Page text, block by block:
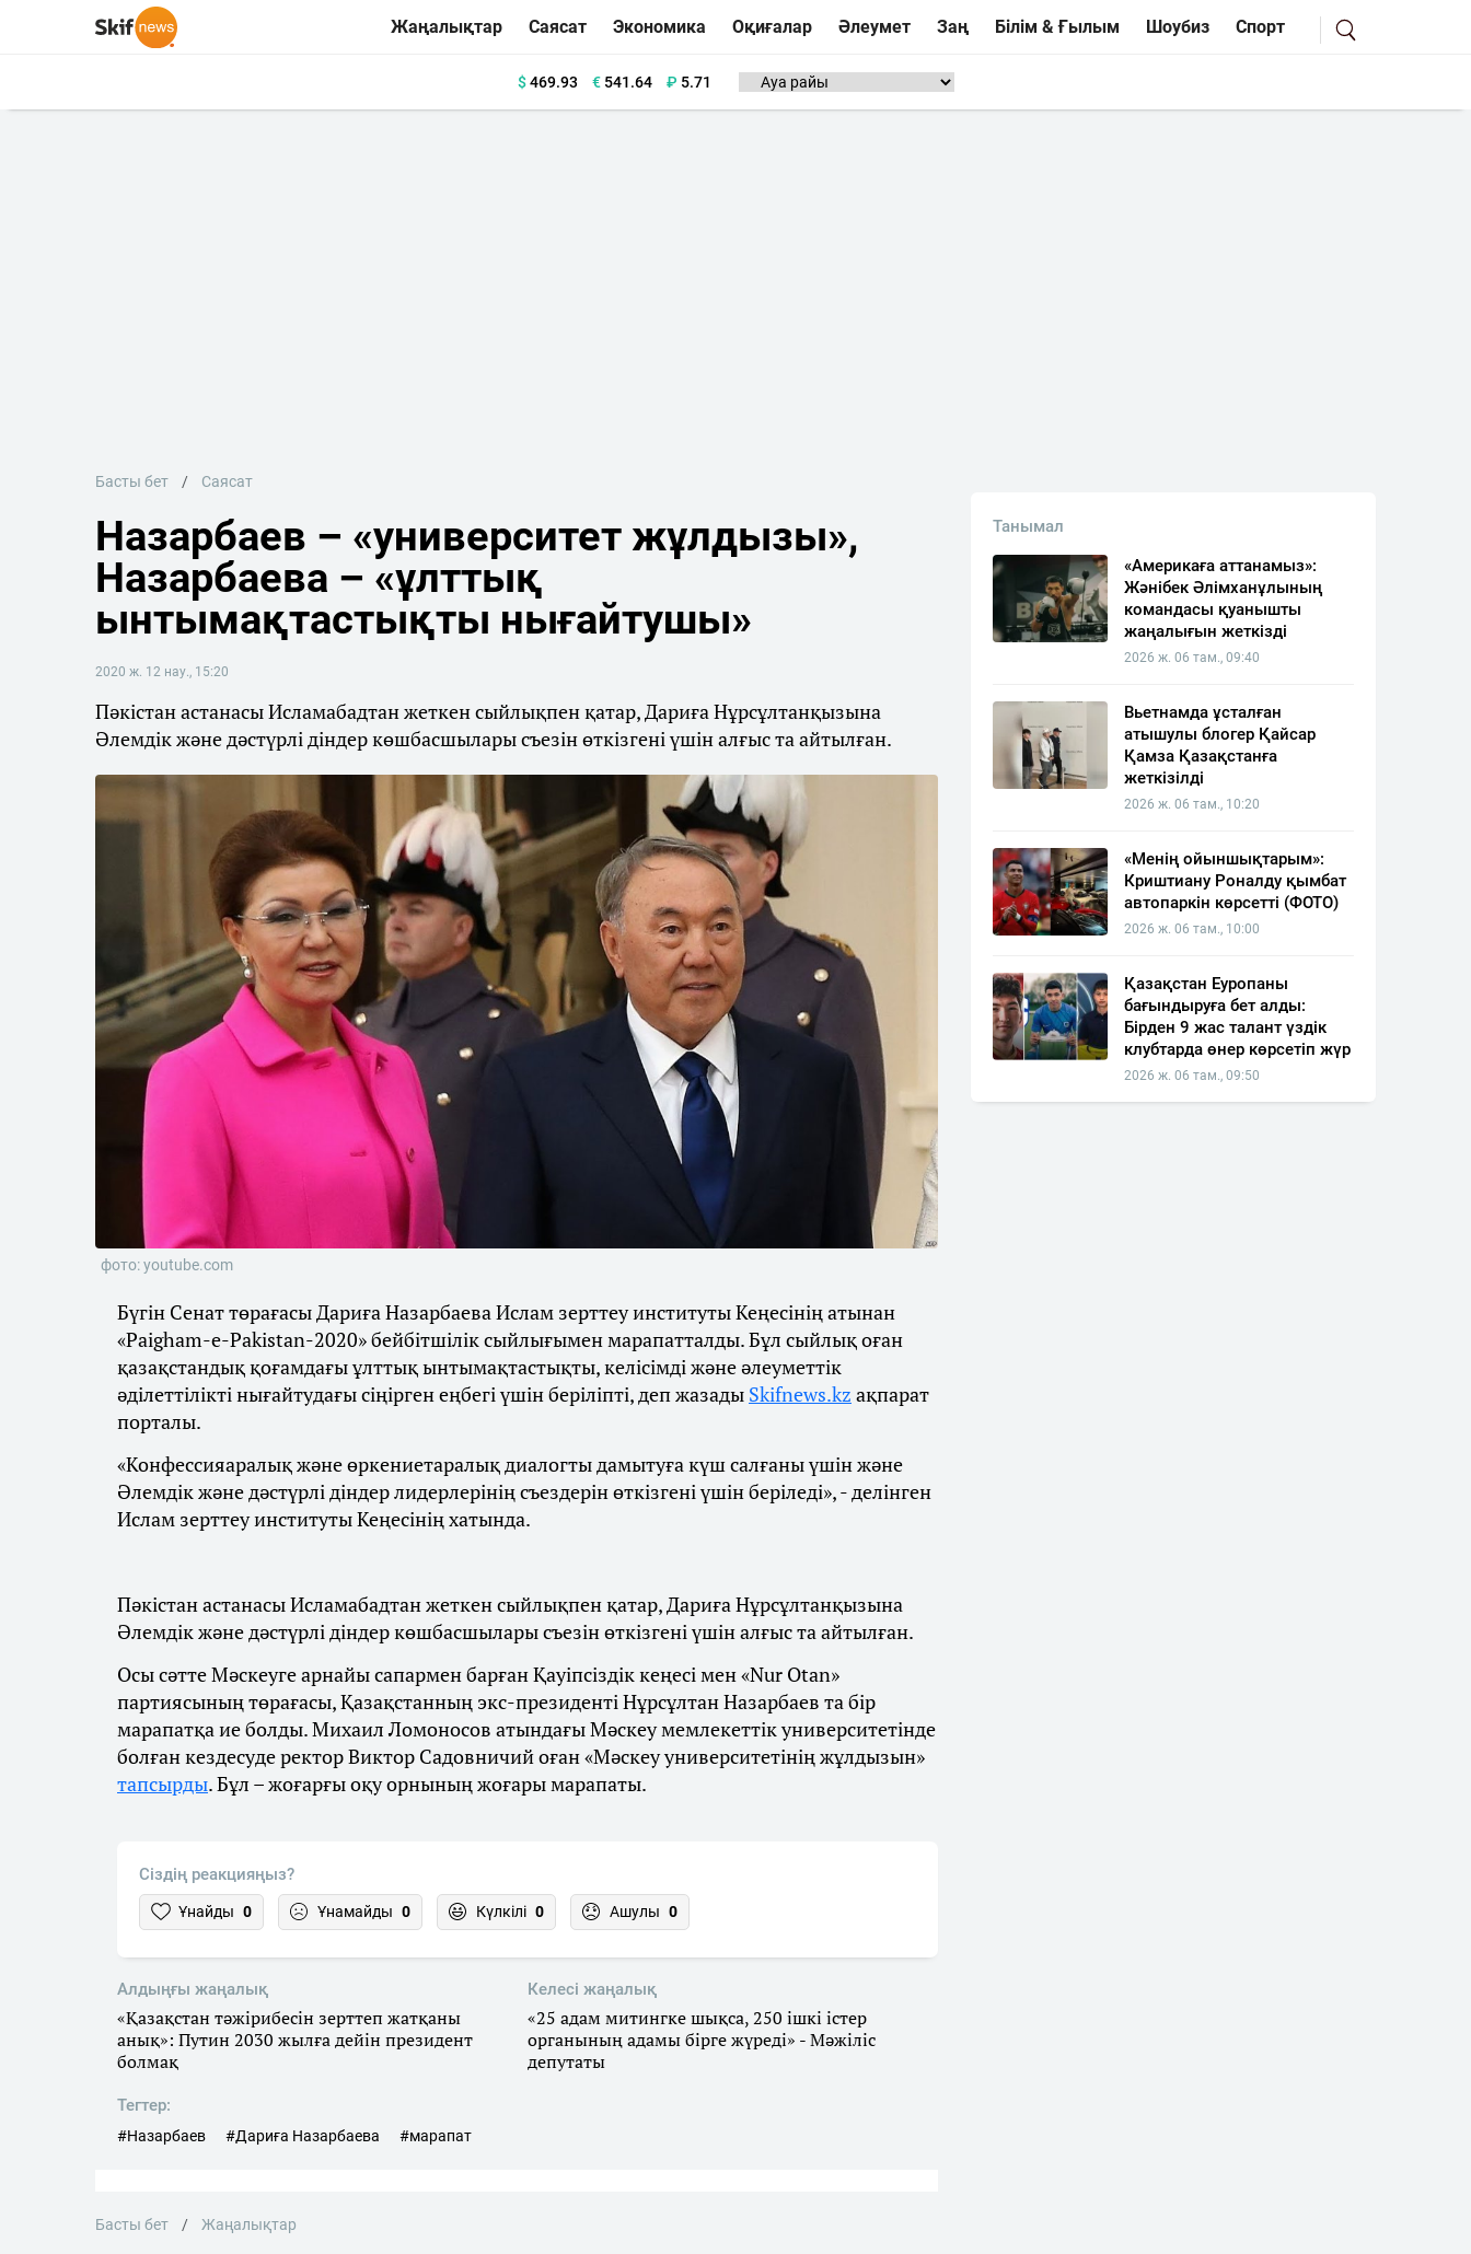
Жаңалықтар Саясат Экономика Оқиғалар Әлеумет Заң Білім & Ғылым Шоубиз Спорт
$469.93 €541.64 ₽ 5.71
Басты бет Саясат
Назарбаев – «университет жұлдызы»,
Назарбаева – «ұлттық
ынтымақтастықты нығайтушы»
2020 ж. 12 нау., 15:20
Пәкістан астанасы Исламабадтан жеткен сыйлықпен қатар, Дариға Нұрсұлтанқызына
Әлемдік және дәстүрлі діндер көшбасшылары съезін өткізгені үшін алғыс та айтылған.
фото: youtube.com
Бүгін Сенат төрағасы Дариға Назарбаева Ислам зерттеу институты Кеңесінің атынан
«Paigham-e-Pakistan-2020» бейбітшілік сыйлығымен марапатталды. Бұл сыйлық оған
қазақстандық қоғамдағы ұлттық ынтымақтастықты, келісімді және әлеуметтік
әділеттілікті нығайтудағы сіңірген еңбегі үшін беріліпті, деп жазады Skifnews.kz ақпарат
порталы.
«Конфессияаралық және өркениетаралық диалогты дамытуға күш салғаны үшін және
Әлемдік және дәстүрлі діндер лидерлерінің съездерін өткізгені үшін беріледі», - делінген
Ислам зерттеу институты Кеңесінің хатында.
Пәкістан астанасы Исламабадтан жеткен сыйлықпен қатар, Дариға Нұрсұлтанқызына
Әлемдік және дәстүрлі діндер көшбасшылары съезін өткізгені үшін алғыс та айтылған.
Осы сәтте Мәскеуге арнайы сапармен барған Қауіпсіздік кеңесі мен «Nur Otan»
партиясының төрағасы, Қазақстанның экс-президенті Нұрсұлтан Назарбаев та бір
марапатқа ие болды. Михаил Ломоносов атындағы Мәскеу мемлекеттік университетінде
болған кездесуде ректор Виктор Садовничий оған «Мәскеу университетінің жұлдызын»
тапсырды. Бұл – жоғарғы оқу орнының жоғары марапаты.
Сіздің реакцияңыз?
Ұнайды 0 Ұнамайды 0 Күлкілі 0 Ашулы 0
Алдыңғы жаңалық
«Қазақстан тәжірибесін зерттеп жатқаны
анық»: Путин 2030 жылға дейін президент
болмақ
Келесі жаңалық
«25 адам митингке шықса, 250 ішкі істер
органының адамы бірге жүреді» - Мәжіліс
депутаты
Тегтер:
#Назарбаев #Дариға Назарбаева #марапат
Басты бет Жаңалықтар
Танымал
«Америкаға аттанамыз»:
Жәнібек Әлімханұлының
командасы қуанышты
жаңалығын жеткізді
2026 ж. 06 там., 09:40
Вьетнамда ұсталған
атышулы блогер Қайсар
Қамза Қазақстанға
жеткізілді
2026 ж. 06 там., 10:20
«Менің ойыншықтарым»:
Криштиану Роналду қымбат
автопаркін көрсетті (ФОТО)
2026 ж. 06 там., 10:00
Қазақстан Еуропаны
бағындыруға бет алды:
Бірден 9 жас талант үздік
клубтарда өнер көрсетіп жүр
2026 ж. 06 там., 09:50